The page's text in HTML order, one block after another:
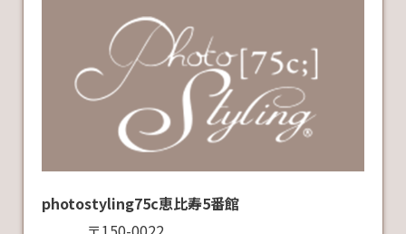
photostyling75c恵比寿5番館